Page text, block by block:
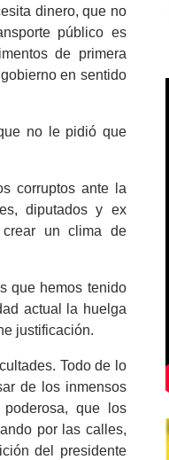
dinero, que no
público es
de primera
en sentido
no le pidió que
corruptos ante la
diputados y ex
crear un clima de
que hemos tenido
actual la huelga
justificación.
Todo de lo
de los inmensos
que los
por las calles,
del presidente